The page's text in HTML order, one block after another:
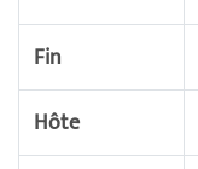
Fin
Hôte